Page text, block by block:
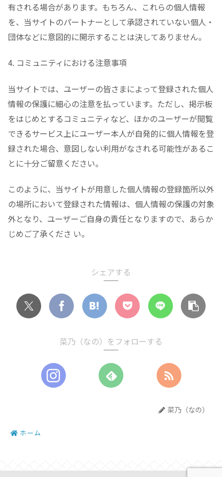
有される場合があります。もちろん、これらの個人情報
を、当サイトのパートナーとして承認されていない個人・
団体などに意図的に開示することは決してありません。
4. コミュニティにおける注意事項
当サイトでは、ユーザーの皆さまによって登録された個人
情報の保護に細心の注意を払っています。ただし、掲示板
をはじめとするコミュニティなど、ほかのユーザーが閲覧
できるサービス上にユーザー本人が自発的に個人情報を登
録された場合、意図しない利用がなされる可能性があるこ
とに十分ご留意ください。
このように、当サイトが用意した個人情報の登録箇所以外
の場所において登録された情報は、個人情報の保護の対象
外となり、ユーザーご自身の責任となりますので、あらか
じめご了承くださ い。
シェアする
菜乃（なの）をフォローする
菜乃（なの）
ホーム